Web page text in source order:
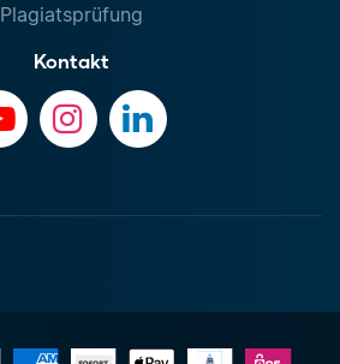
Plagiatsprüfung
Kontakt